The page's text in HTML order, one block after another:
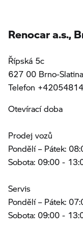
Renocar a.s.,
Řípská 5c
627 00 Brno-Slatina
Telefon
Otevírací doba
Prodej vozů
Pondělí – Pátek:
Sobota: 09:00 -
Servis
Pondělí – Pátek:
Sobota: 09:00 -